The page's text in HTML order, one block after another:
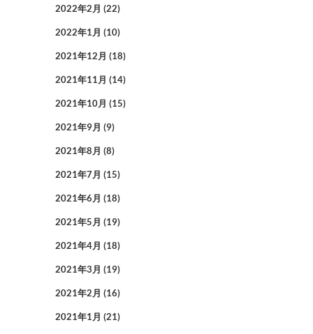
2022年2月 (22)
2022年1月 (10)
2021年12月 (18)
2021年11月 (14)
2021年10月 (15)
2021年9月 (9)
2021年8月 (8)
2021年7月 (15)
2021年6月 (18)
2021年5月 (19)
2021年4月 (18)
2021年3月 (19)
2021年2月 (16)
2021年1月 (21)